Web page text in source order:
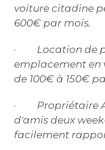
voiture citadine
600€ par mois.
· Location de
emplacement en
de 100€ à 150€
· Propriétaire
d'amis deux
facilement